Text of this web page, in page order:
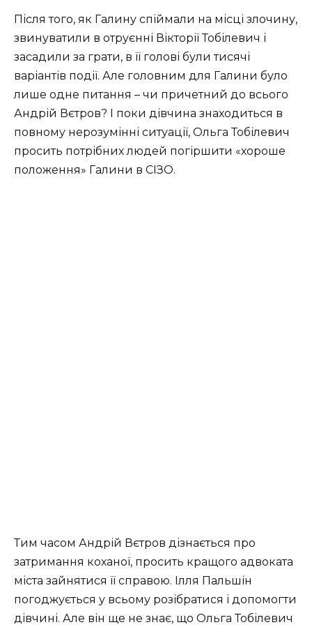
Після того, як Галину спіймали на місці злочину,
звинуватили в отруєнні Вікторії Тобілевич і
засадили за грати, в її голові були тисячі
варіантів події. Але головним для Галини було
лише одне питання – чи причетний до всього
Андрій Вєтров? І поки дівчина знаходиться в
повному нерозумінні ситуації, Ольга Тобілевич
просить потрібних людей погіршити «хороше
положення» Галини в СІЗО.
Тим часом Андрій Вєтров дізнається про
затримання коханої, просить кращого адвоката
міста зайнятися її справою. Ілля Пальшін
погоджується у всьому розібратися і допомогти
дівчині. Але він ще не знає, що Ольга Тобілевич